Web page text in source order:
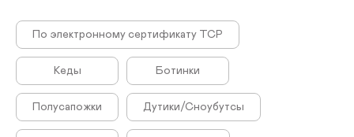
По электронному сертификату ТСР
Кеды Ботинки
Полусапожки Дутики/Сноубутсы